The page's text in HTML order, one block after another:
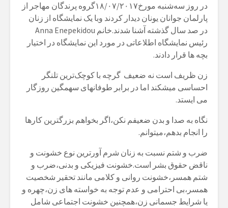
در روز سه‌شنبه مورخ۱۸/۰۷/۲۰۱۷گروه پرندگان مهاجر از
پارلمان جوانان یونان دیدار کردند وبا یک نمایشگاه از زنان
در صد سال گذشته آشنا شدند.خانم Anna Enepekidou
رئیس نمایشگاه اطلاعاتی در مورد این نمایشگاه در اختیار
بچه ها قرار دادند.
زن ظریف است نه ضعیف گرچه با کوچک‌ترین تلنگر
احساسی میشکند اما در برابر طوفانهای سهمگین روزگار
می ایستد.
نگاه به صدا و بدن ضعیفم نکن،اگر بخواهم بزرگترین کارها
را انجام بدهم،میتوانم.
ضرب و شتم نسبت به زنان شرم آورترین نوع خشونت و
ناقض حقوق بشر است.خشونت فیزیکی و بدنی،ضرب و
شتم همسر،خشونت روانی و کلامی مانند تحقیر شخصیت
همسر،بی احترامی و عدم توجه به خواسته های زن،چهره و
یا شرایط جسمانی زن،همچنین خشونت اجتماعی شامل